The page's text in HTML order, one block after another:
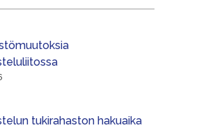
tukirahaston hakuaika